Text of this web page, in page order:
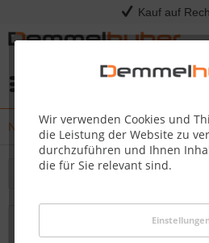
Kauf auf
Wir verwenden Cookies und
die Leistung der Website zu
durchzuführen und Ihnen
die für Sie relevant sind.
News
Filtern
Neu 2026: Kress RTKn